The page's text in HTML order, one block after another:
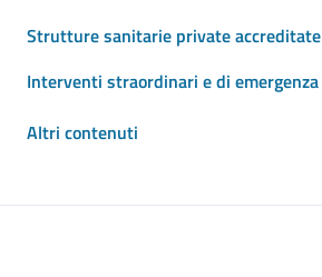
Strutture sanitarie private accreditate
Interventi straordinari e di emergenza
Altri contenuti